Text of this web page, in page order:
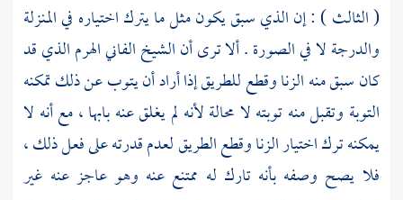
( الثالث ) : إن الذي سبق يكون مثل ما يترك اختياره في المنزلة
والدرجة لا في الصورة . ألا ترى أن الشيخ الفاني الهرم الذي قد
كان سبق منه الزنا وقطع للطريق إذا أراد أن يتوب عن ذلك تمكنه
التوبة وتقبل منه توبته لا محالة لأنه لم يغلق عنه بابها ، مع أنه لا
يمكنه ترك اختيار الزنا وقطع الطريق لعدم قدرته على فعل ذلك ،
فلا يصح وصفه بأنه تارك له ممتنع عنه وهو عاجز عنه غير